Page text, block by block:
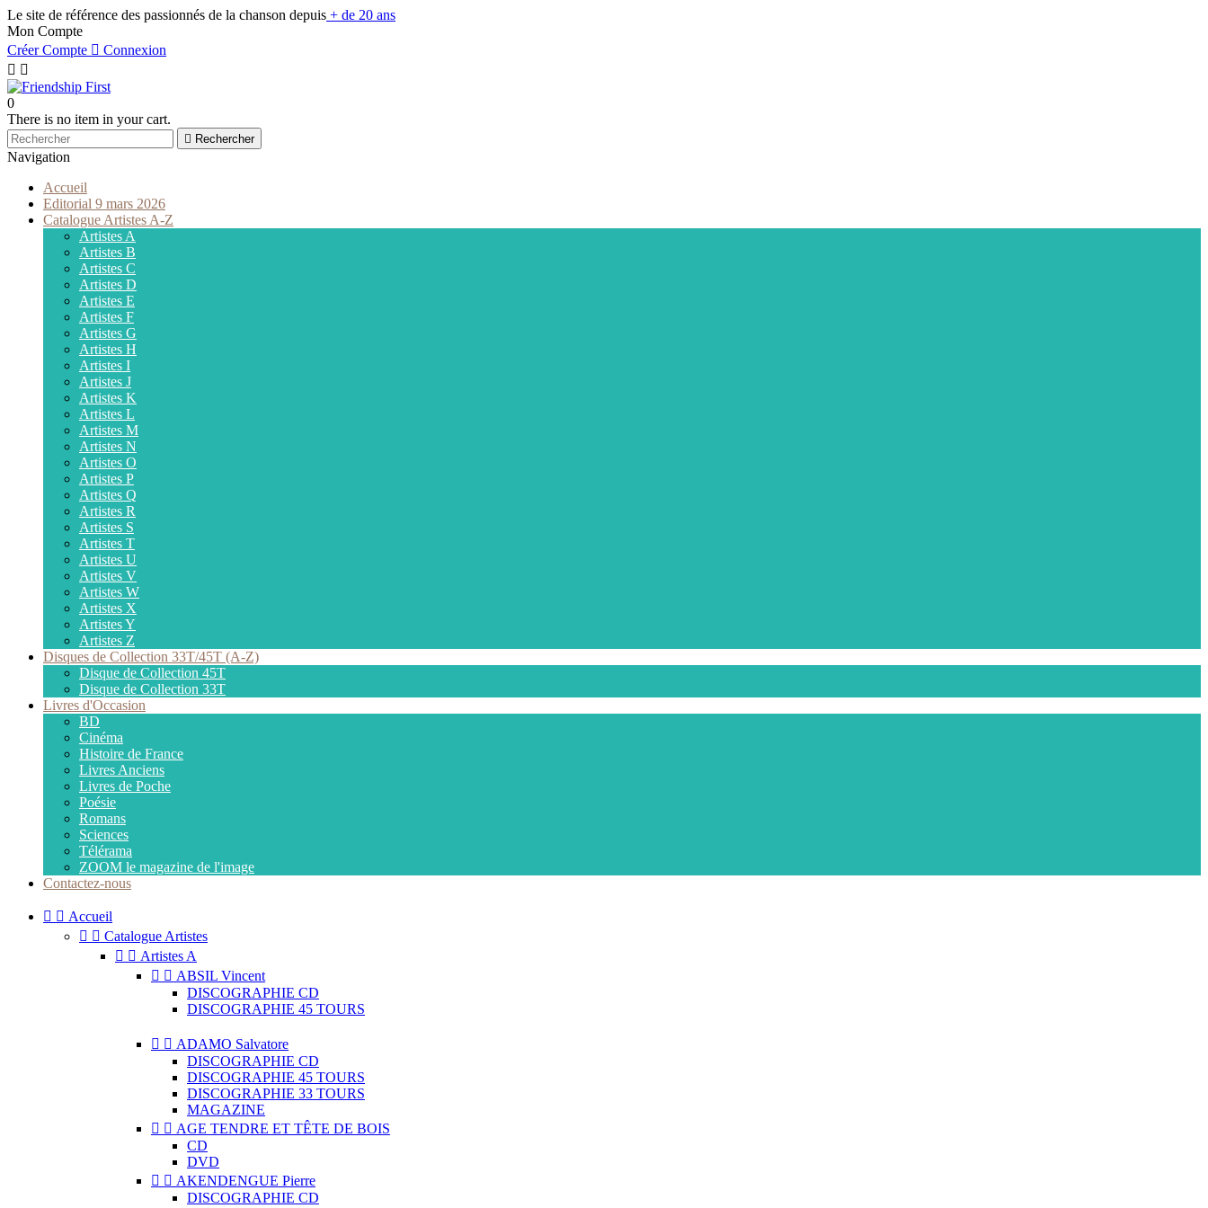
Le site de référence des passionnés de la chanson depuis + de 20 ans
Mon Compte
Créer Compte  Connexion
 
0
There is no item in your cart.
 Rechercher
Navigation
Accueil
Editorial 9 mars 2026
Catalogue Artistes A-Z
Artistes A
Artistes B
Artistes C
Artistes D
Artistes E
Artistes F
Artistes G
Artistes H
Artistes I
Artistes J
Artistes K
Artistes L
Artistes M
Artistes N
Artistes O
Artistes P
Artistes Q
Artistes R
Artistes S
Artistes T
Artistes U
Artistes V
Artistes W
Artistes X
Artistes Y
Artistes Z
Disques de Collection 33T/45T (A-Z)
Disque de Collection 45T
Disque de Collection 33T
Livres d'Occasion
BD
Cinéma
Histoire de France
Livres Anciens
Livres de Poche
Poésie
Romans
Sciences
Télérama
ZOOM le magazine de l'image
Contactez-nous
  Accueil
  Catalogue Artistes
  Artistes A
  ABSIL Vincent
DISCOGRAPHIE CD
DISCOGRAPHIE 45 TOURS
  ADAMO Salvatore
DISCOGRAPHIE CD
DISCOGRAPHIE 45 TOURS
DISCOGRAPHIE 33 TOURS
MAGAZINE
  AGE TENDRE ET TÊTE DE BOIS
CD
DVD
  AKENDENGUE Pierre
DISCOGRAPHIE CD